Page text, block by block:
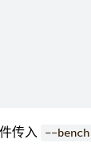
传入 --bench